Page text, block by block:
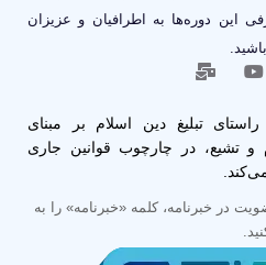
این دوره‌ها به اطرافیان و عزیزان
تبلیغ دین اسلام بر مبنای
و تشیع، در چارچوب قوانین جاری
در خبرنامه، کلمه «خبرنامه» را به